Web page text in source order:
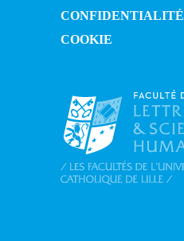
CONFIDENTIALITÉ
COOKIE